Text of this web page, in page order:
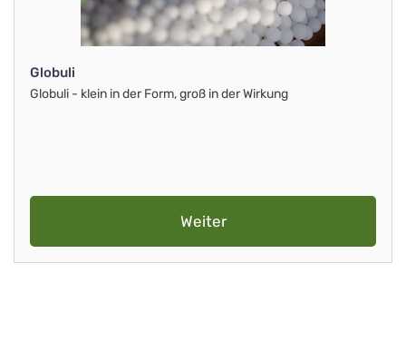
Globuli
Globuli - klein in der Form, groß in der Wirkung
Weiter